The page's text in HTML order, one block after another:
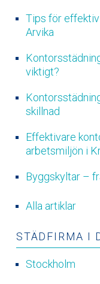
Tips för
Arvika
viktigt?
skillnad
Effektivare
arbetsmiljön i
Byggskyltar –
Alla artiklar
STÄDFIRMA I
Stockholm